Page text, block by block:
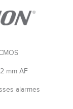
mm AF
alarmes